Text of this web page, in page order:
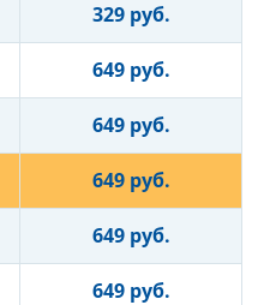
329 руб.
649 руб.
649 руб.
649 руб.
649 руб.
649 руб.